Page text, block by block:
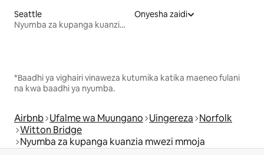
Seattle
Nyumba za kupanga kuanzia mwezi mmoja
Onyesha zaidi
*Baadhi ya vighairi vinaweza kutumika katika maeneo fulani
na kwa baadhi ya nyumba.
Airbnb Ufalme wa Muungano Uingereza Norfolk
Witton Bridge
Nyumba za kupanga kuanzia mwezi mmoja